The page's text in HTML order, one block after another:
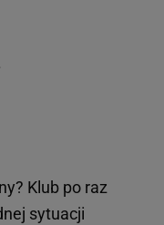
Klub po raz
sytuacji